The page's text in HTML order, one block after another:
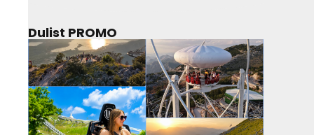
Dulist PROMO